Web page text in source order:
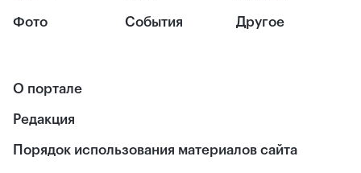
Фото События Другое
О портале
Редакция
Порядок использования материалов сайта